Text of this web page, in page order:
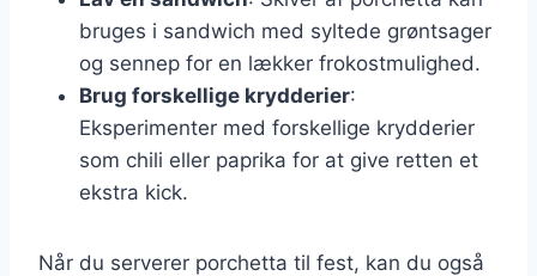
bruges i sandwich med syltede grøntsager
og sennep for en lækker frokostmulighed.
Brug forskellige krydderier:
Eksperimenter med forskellige krydderier
som chili eller paprika for at give retten et
ekstra kick.
Når du serverer porchetta til fest, kan du også